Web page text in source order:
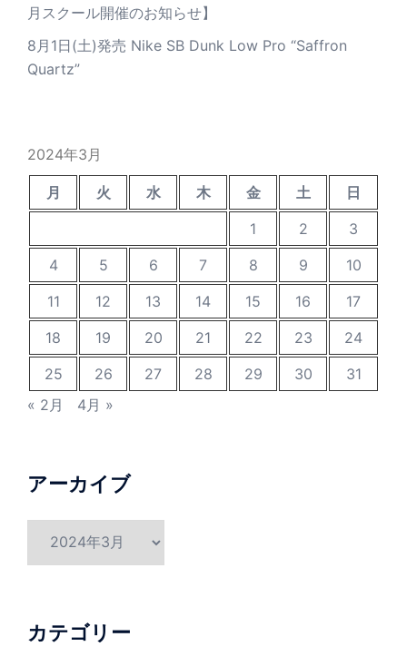
月スクール開催のお知らせ】
8月1日(土)発売 Nike SB Dunk Low Pro “Saffron
Quartz”
2024年3月
月 火 水 木 金 土
日
1
2
3
4
5 6 7 8 9
10
11
12 13 14 15 16
17
18
19 20 21 22 23
24
25
26 27 28 29 30
31
« 2月
4月 »
アーカイブ
ブ
カテゴリー